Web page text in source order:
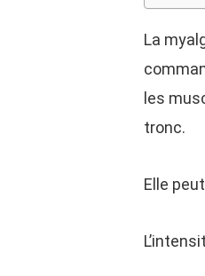
La
les
tronc.
Elle